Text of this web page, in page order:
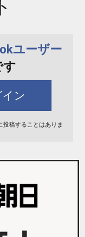
ユーザー
す
ン
稿することはありま